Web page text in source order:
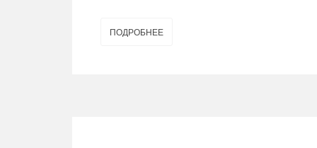
ПОДРОБНЕЕ